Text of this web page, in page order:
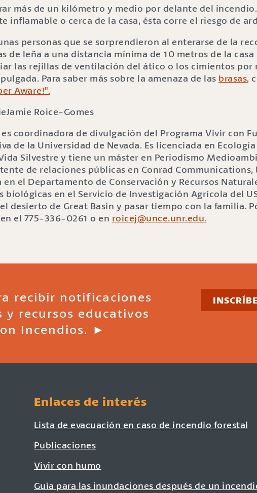
más de un kilómetro y medio por delante del
inflamable o cerca de la casa, ésta corre el riesgo de
personas que se sorprendieron al enterarse de la
de leña a una distancia mínima de 10 metros de la
las rejillas de ventilación del ático o los cimientos por
Para saber más sobre la amenaza de las brasas,
Aware!".
Jamie Roice-Gomes
coordinadora de divulgación del Programa Vivir con
de la Universidad de Nevada. Es licenciada en
Silvestre y tiene un máster en Periodismo
de relaciones públicas en Conrad Communications,
el Departamento de Conservación y Recursos
biológicas en el Servicio de Investigación Agrícola del
desierto de Great Basin y pasar tiempo con la familia.
el 775-336-0261 o en roicej@unce.unr.edu.
recibir notificaciones
y recursos educativos
Incendios. ►
Enlaces de interés
Lista de evacuación en caso de incendio forestal
Publicaciones
Vivir con humo
Guía para las inundaciones después de un